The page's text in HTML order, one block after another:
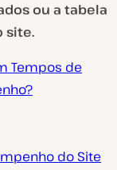
ou a tabela
site.
Tempos de
do Site